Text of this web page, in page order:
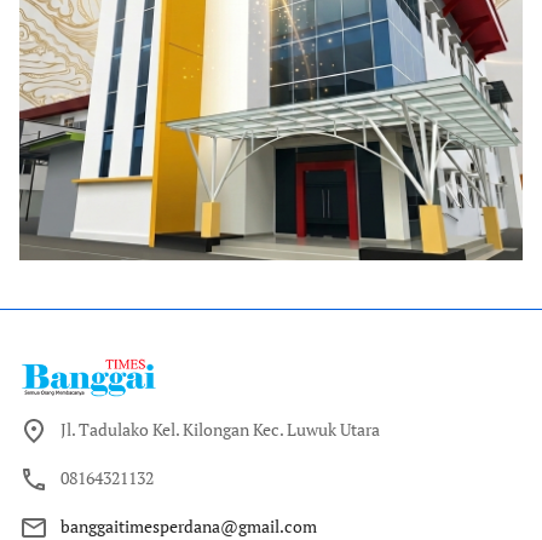
Jl. Tadulako Kel. Kilongan Kec. Luwuk Utara
08164321132
banggaitimesperdana@gmail.com